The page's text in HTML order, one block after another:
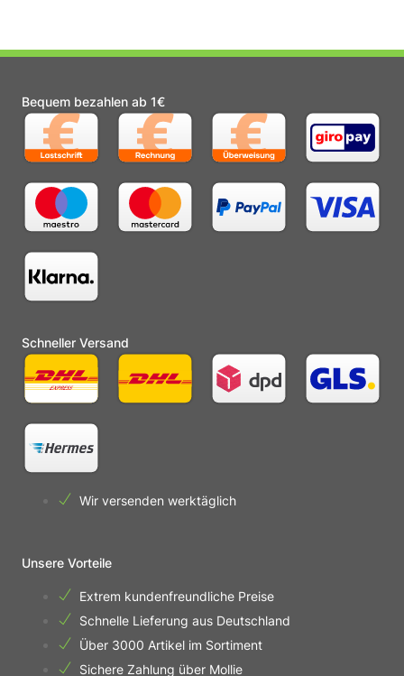
Bequem bezahlen ab 1€
Schneller Versand
Wir versenden werktäglich
Unsere Vorteile
Extrem kundenfreundliche Preise
Schnelle Lieferung aus Deutschland
Über 3000 Artikel im Sortiment
Sichere Zahlung über Mollie